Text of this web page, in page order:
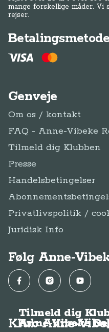
mange forskellige måder. Vi
rejser.
Genveje
Om os / kontakt
FAQ - Anne-Vibeke
Tilmeld dig Klubben
Presse
Handelsbetingelser
Privatlivspolitik /
Juridisk Info
Følg Anne-
FacebookInstagramYouTube
Klub Anne-
Tilmeld dig
Anne-Vibeke